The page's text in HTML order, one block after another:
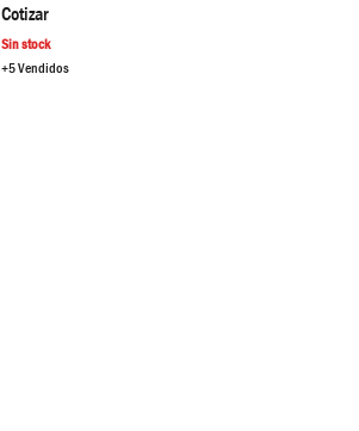
Cotizar
Sin stock
+5 Vendidos